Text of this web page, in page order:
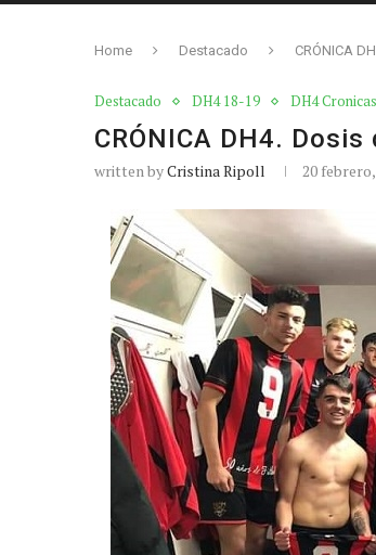
Home Destacado CRÓNICA
Destacado DH4 18-19 DH4
CRÓNICA DH4.
written byCristina Ripoll 20